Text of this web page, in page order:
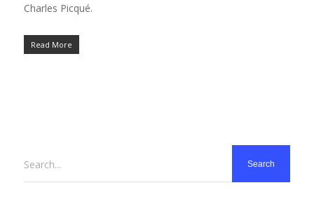
Charles Pic­qué.
Read More
Search...